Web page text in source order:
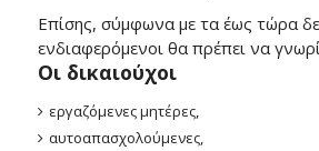
Επίσης, σύμφωνα με τα έως τώρα
ενδιαφερόμενοι θα πρέπει να
Οι δικαιούχοι
εργαζόμενες μητέρες,
αυτοαπασχολούμενες,